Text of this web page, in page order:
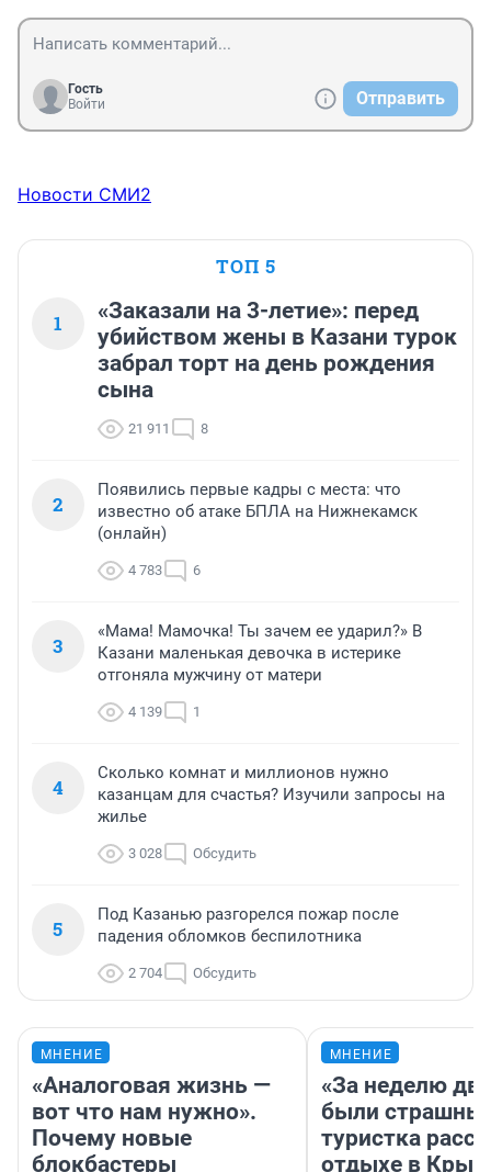
Гость
Войти
Отправить
Новости СМИ2
ТОП 5
1
«Заказали на 3-летие»: перед
убийством жены в Казани турок
забрал торт на день рождения
сына
21 911 8
2
Появились первые кадры с места: что
известно об атаке БПЛА на Нижнекамск
(онлайн)
4 783 6
3
«Мама! Мамочка! Ты зачем ее ударил?» В
Казани маленькая девочка в истерике
отгоняла мужчину от матери
4 139 1
4
Сколько комнат и миллионов нужно
казанцам для счастья? Изучили запросы на
жилье
3 028 Обсудить
5
Под Казанью разгорелся пожар после
падения обломков беспилотника
2 704 Обсудить
МНЕНИЕ
«Аналоговая жизнь —
вот что нам нужно».
Почему новые
блокбастеры
МНЕНИЕ
«За неделю
были
туристка
отдыхе в